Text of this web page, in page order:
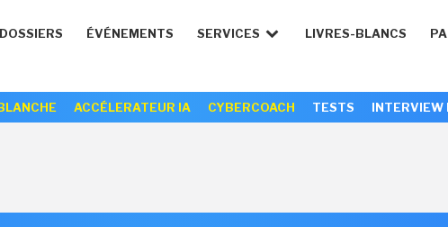
DOSSIERS ÉVÉNEMENTS SERVICES LIVRES-BLANCS
ACCÉLERATEUR IA CYBERCOACH TESTS INTERVIEW